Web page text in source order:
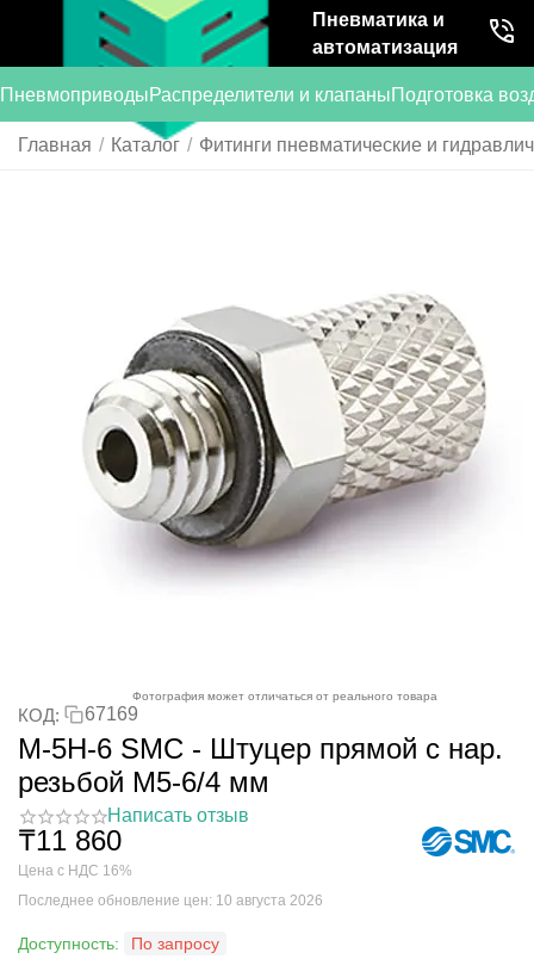
Пневматика и
автоматизация
ПневмоприводыРаспределители и клапаныПодготовка
Главная / Каталог / Фитинги пневматические и
Фотография может отличаться от реального товара
КОД: 67169
M-5H-6 SMC - Штуцер прямой с нар.
резьбой M5-6/4 мм
Написать отзыв
₸11 860
Цена с НДС 16%
Последнее обновление цен: 10 августа 2026
Доступность:
По запросу